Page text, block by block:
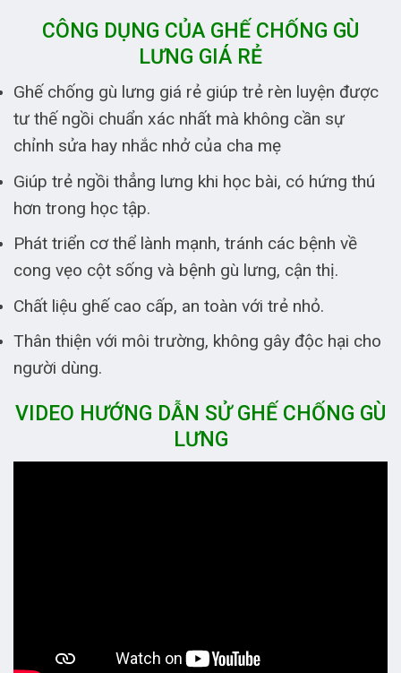
CÔNG DỤNG CỦA GHẾ CHỐNG GÙ
LƯNG GIÁ RẺ
Ghế chống gù lưng giá rẻ giúp trẻ rèn luyện được
tư thế ngồi chuẩn xác nhất mà không cần sự
chỉnh sửa hay nhắc nhở của cha mẹ
Giúp trẻ ngồi thẳng lưng khi học bài, có hứng thú
hơn trong học tập.
Phát triển cơ thể lành mạnh, tránh các bệnh về
cong vẹo cột sống và bệnh gù lưng, cận thị.
Chất liệu ghế cao cấp, an toàn với trẻ nhỏ.
Thân thiện với môi trường, không gây độc hại cho
người dùng.
VIDEO HƯỚNG DẪN SỬ GHẾ CHỐNG GÙ
LƯNG